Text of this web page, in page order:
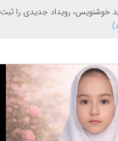
خوشنویس، رویداد جدیدی را ثبت